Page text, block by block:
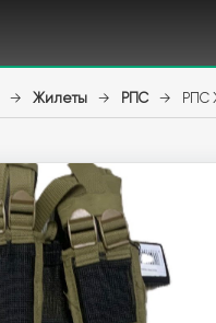
→ Жилеты → РПС → РПС